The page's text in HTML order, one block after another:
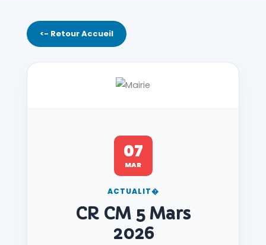
<- Retour Accueil
07
MAR
ACTUALIT�
CR CM 5 Mars
2026